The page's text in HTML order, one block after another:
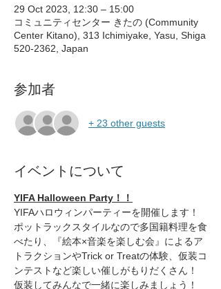
29 Oct 2023, 12:30 – 15:00
コミュニティセンター きたの (Community
Center Kitano), 313 Ichimiyake, Yasu, Shiga
520-2362, Japan
参加者
+ 23 other guests
イベントについて
YIFA Halloween Party！！
YIFAハロウィンパーティーを開催します！
ポットラックスタイルなので多国籍料理を食
べたり、『絵本×音楽を楽しむ会』によるア
トラクションやTrick or Treatの体験、仮装コ
ンテストなど楽しい催しがもりだくさん！
仮装してみんなで一緒に楽しみましょう！